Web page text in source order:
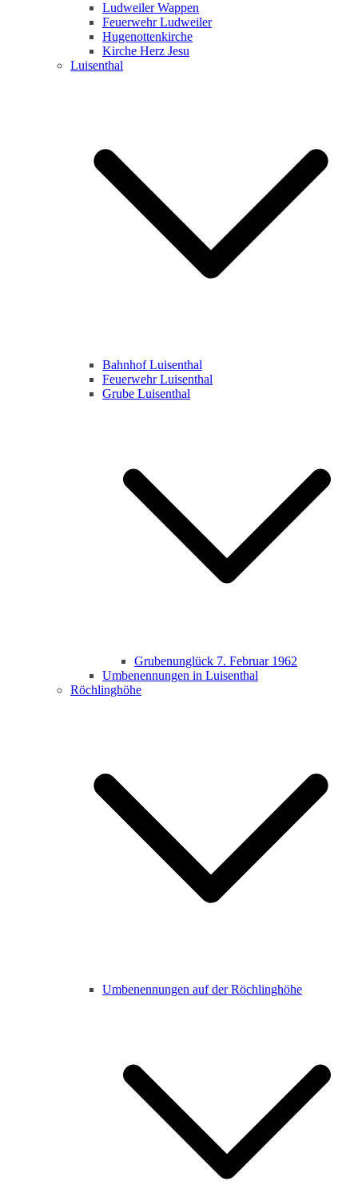
Ludweiler Wappen
Feuerwehr Ludweiler
Hugenottenkirche
Kirche Herz Jesu
Luisenthal
Bahnhof Luisenthal
Feuerwehr Luisenthal
Grube Luisenthal
Grubenunglück 7. Februar 1962
Umbenennungen in Luisenthal
Röchlinghöhe
Umbenennungen auf der Röchlinghöhe